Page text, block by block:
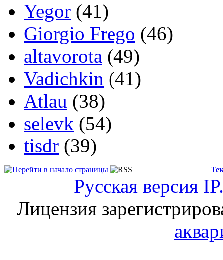
Yegor (41)
Giorgio Frego (46)
altavorota (49)
Vadichkin (41)
Atlau (38)
selevk (54)
tisdr (39)
Русская версия
Лицензия